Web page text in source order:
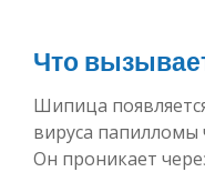
Что
Шипица
вируса
Он проникает